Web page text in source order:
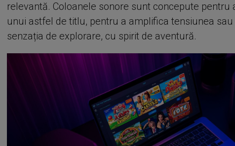
relevantă. Coloanele sonore sunt concepute pentru
unui astfel de titlu, pentru a amplifica tensiunea
senzația de explorare, cu spirit de aventură.